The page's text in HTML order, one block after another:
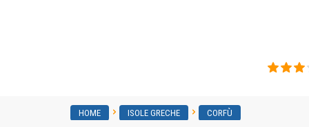
HOME ISOLE GRECHE CORFÙ